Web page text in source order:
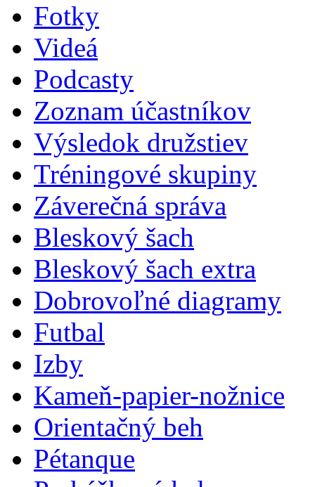
Fotky
Videá
Podcasty
Zoznam účastníkov
Výsledok družstiev
Tréningové skupiny
Záverečná správa
Bleskový šach
Bleskový šach extra
Dobrovoľné diagramy
Futbal
Izby
Kameň-papier-nožnice
Orientačný beh
Pétanque